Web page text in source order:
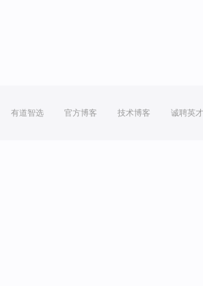
有道智选 官方博客 技术博客 诚聘英才